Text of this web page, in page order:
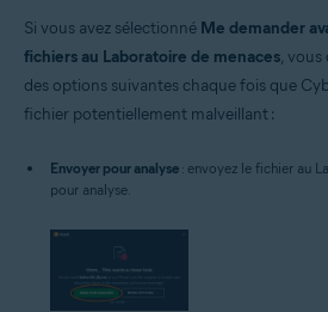
Si vous avez sélectionné Me demander
fichiers au Laboratoire de menaces, vous
des options suivantes chaque fois que
fichier potentiellement malveillant :
Envoyer pour analyse : envoyez le fichier au
pour analyse.